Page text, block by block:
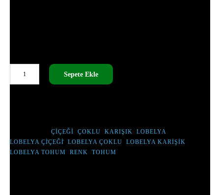
400
TOHUM
Sepete Ekle
ÇIÇEĞI ÇOKLU KARIŞIK LOBELYA
LOBELYA ÇİÇEĞİ LOBELYA ÇOKLU LOBELYA KARIŞIK
LOBELYA TOHUM
RENK TOHUM